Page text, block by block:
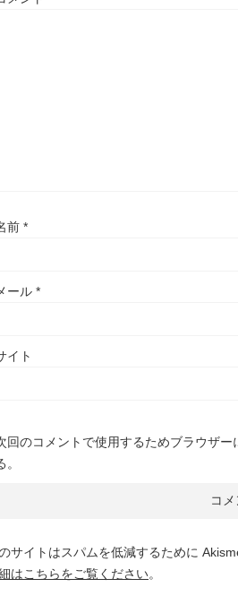
前 *
ール *
イト
回のコメントで使用するためブラウザ
。
サイトはスパムを低減するために
はこちらをご覧ください。